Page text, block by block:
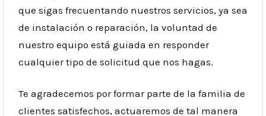
que sigas frecuentando nuestros servicios, ya sea
de instalación o reparación, la voluntad de
nuestro equipo está guiada en responder
cualquier tipo de solicitud que nos hagas.
Te agradecemos por formar parte de la familia de
clientes satisfechos, actuaremos de tal manera